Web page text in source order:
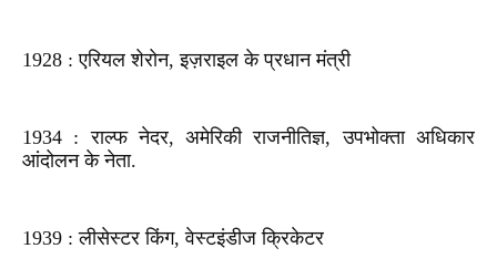
1928 : एरियल शेरोन, इज़राइल के प्रधान मंत्री
1934 : राल्फ नेदर, अमेरिकी राजनीतिज्ञ, उपभोक्ता अधिकार
आंदोलन के नेता.
1939 : लीसेस्टर किंग, वेस्टइंडीज क्रिकेटर